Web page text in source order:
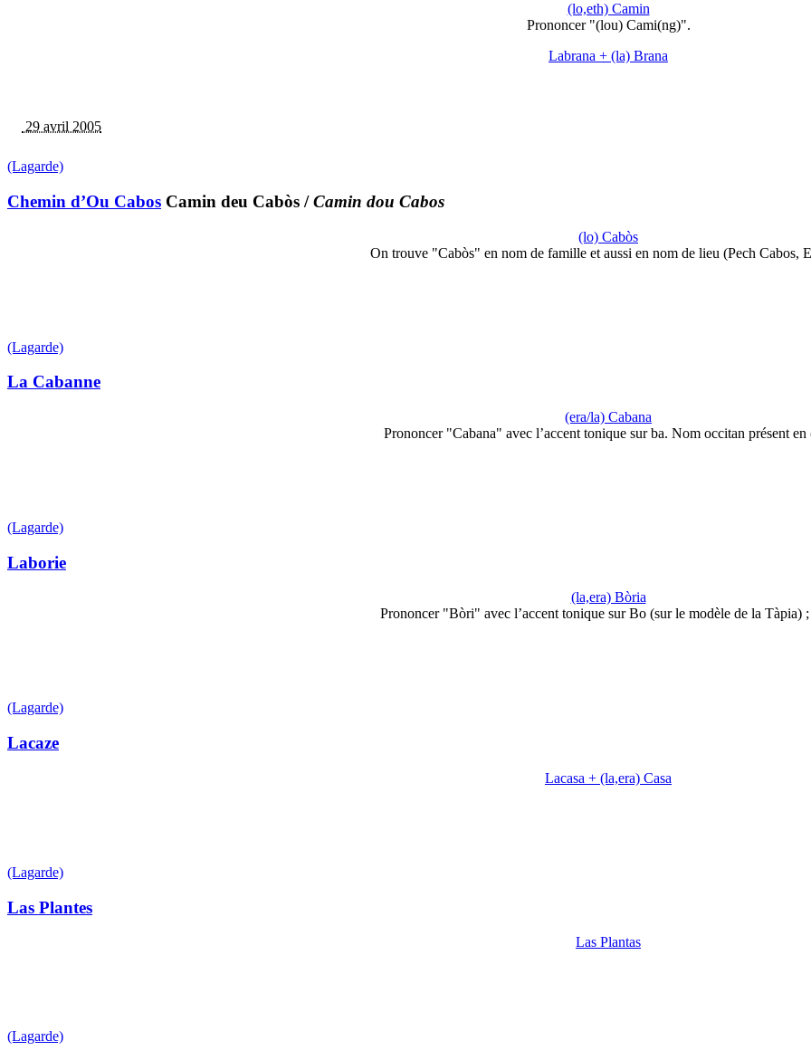
(lo,eth) Camin
Prononcer "(lou) Cami(ng)".
Labrana + (la) Brana
29 avril 2005
(Lagarde)
Chemin d’Ou Cabos Camin deu Cabòs /Camin dou Cabos
(lo) Cabòs
On trouve "Cabòs" en nom de famille et aussi en nom de lieu (Pech Cabos,
(Lagarde)
La Cabanne
(era/la) Cabana
Prononcer "Cabana" avec l’accent tonique sur ba. Nom occitan présent
(Lagarde)
Laborie
(la,era) Bòria
Prononcer "Bòri" avec l’accent tonique sur Bo (sur le modèle de la
(Lagarde)
Lacaze
Lacasa + (la,era) Casa
(Lagarde)
Las Plantes
Las Plantas
(Lagarde)